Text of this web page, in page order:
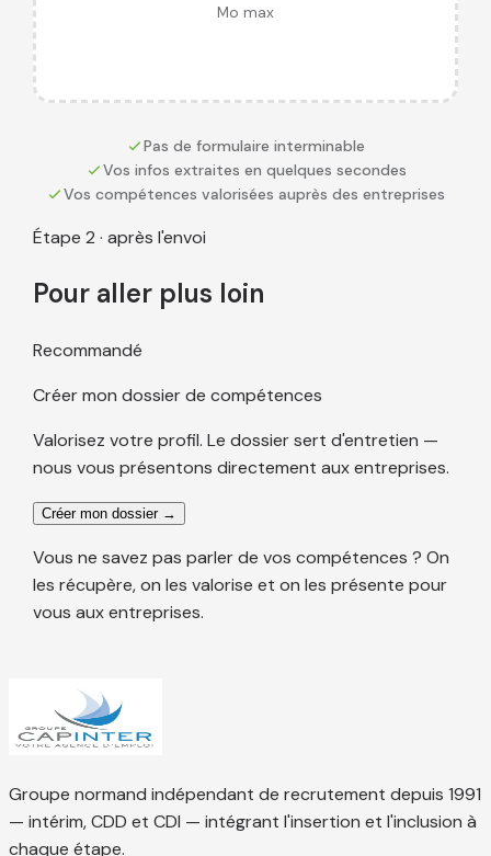
Mo max
Pas de formulaire interminable
Vos infos extraites en quelques secondes
Vos compétences valorisées auprès des entreprises
Étape 2 · après l'envoi
Pour aller plus loin
Recommandé
Créer mon dossier de compétences
Valorisez votre profil. Le dossier sert d'entretien —
nous vous présentons directement aux entreprises.
Créer mon dossier →
Vous ne savez pas parler de vos compétences ? On
les récupère, on les valorise et on les présente pour
vous aux entreprises.
Groupe normand indépendant de recrutement depuis 1991
— intérim, CDD et CDI — intégrant l'insertion et l'inclusion à
chaque étape.